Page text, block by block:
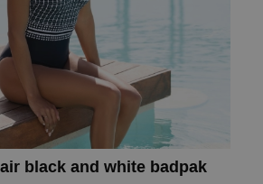
black and white badpak